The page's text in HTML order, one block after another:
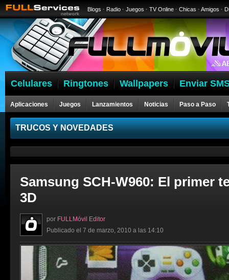
Blogs · Radio · Juegos · TV Online · Chicas · Amigos ·
Celulares Ringtones Wallpapers Enviar
Aplicaciones Juegos Lanzamientos Noticias Paso a Paso
Celulares
TRUCOS Y NOVEDADES
Samsung SCH-W960: El primer
3D
por FULLMóvil Editor
Publicado el 7 de marzo, 2010 a las 14:10